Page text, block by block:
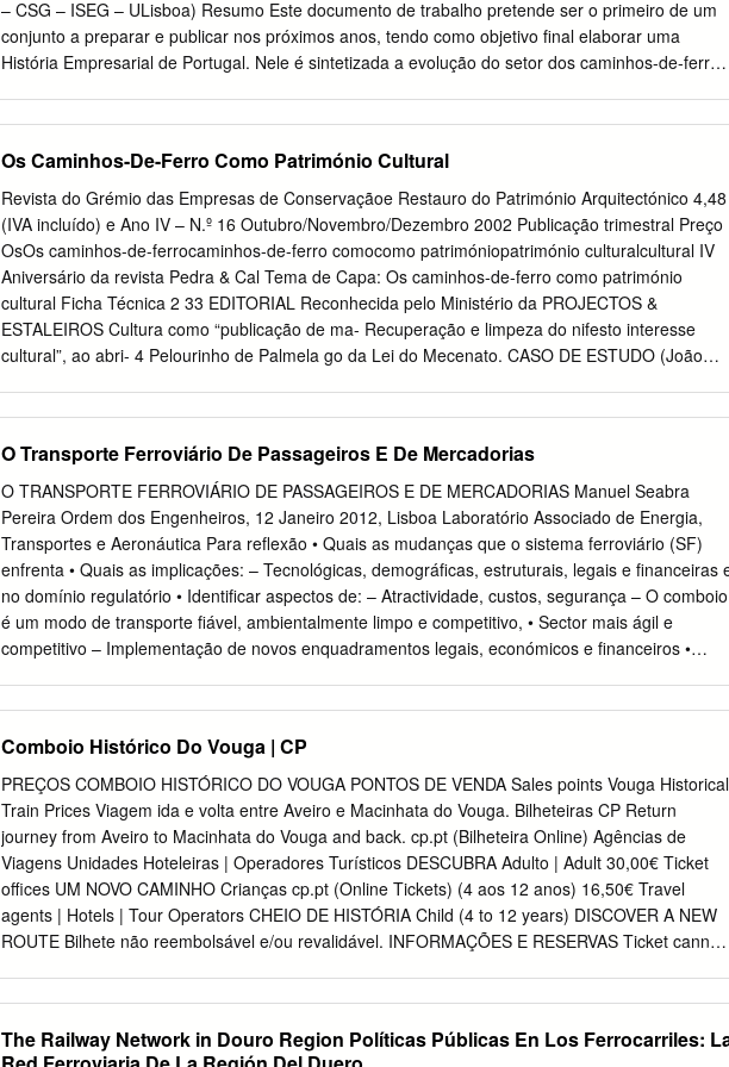
tradicionais nem os melhores locais para captar as fotografias mais instagramáveis. Tudo o que
precisa saber No final deste roteiro encontrará todas as informações úteis relativas aos diversos
recursos que vamos conhe- cer pelo caminho.
– CSG – ISEG – ULisboa) Resumo Este documento de trabalho pretende ser o primeiro de um
conjunto a preparar e publicar nos próximos anos, tendo como objetivo final elaborar uma
História Empresarial de Portugal. Nele é sintetizada a evolução do setor dos caminhos-de-ferro
the final purpose of preparing a Business History of Portugal. It summarizes the evolution of the
railroad sector in Portugal, both from the perspective of the availability of the railway service, and
from the perspective of the firms that built the infrastructure or provided that service. Palavras-
chave Portugal, caminhos-de-ferro, empresas ferroviárias. Keywords Portugal, railroads, railway
firms. Classificação JEL / JEL classification L92 – caminhos-de-ferro e outros transportes de
superfície / railroads and other surface transports 1 Plano Apresentação geral O setor ferroviário
1 – Projeto na década de 40 do século XIX 2 – A construção da rede
Os Caminhos-De-Ferro Como Património Cultural
Revista do Grémio das Empresas de Conservaçãoe Restauro do Património Arquitectónico 4,48
(IVA incluído) e Ano IV – N.º 16 Outubro/Novembro/Dezembro 2002 Publicação trimestral Preço
OsOs caminhos-de-ferrocaminhos-de-ferro comocomo patrimóniopatrimónio culturalcultural IV
Aniversário da revista Pedra & Cal Tema de Capa: Os caminhos-de-ferro como património
cultural Ficha Técnica 2 33 EDITORIAL Reconhecida pelo Ministério da PROJECTOS &
ESTALEIROS Cultura como “publicação de ma- Recuperação e limpeza do nifesto interesse
cultural”, ao abri- 4 Pelourinho de Palmela go da Lei do Mecenato. CASO DE ESTUDO (João
Silva e A. Segadães Tavares) Antigo Convento Arquitectónico de Santa Marta em Lisboa Rua
Pedro Nunes, n.º 27, 1.º Esqº 8 (Carlos Sá Nogueira) 1050 - 170 Lisboa CASO DE ESTUDO
213 542 336, Fax: 213 157 996 O Metropolitano de Lisboa http://www.gecorpa.pt 36 (Alderico
dos Santos) E-mail:info@gecorpa.ptE-PEDRA E CAL Nipc: 503 980 820 O caminho-de-ferro na
Internet Director: Vítor Cóias e Silva 10 (José Maria Lobo de Carvalho) Coordenação: Leonor
Silva OPINIÃO Conselho redactorial: João Appleton, João As lições da história Mascarenhas
Mateus, José Aguiar, Teresa ferroviária portuguesa 37 Campos Coelho (Arménio Matias) AS
LEIS DO PATRIMÓNIO Secretariado: Elsa Fonseca Colaboram neste número: Injustiça e fraude
O Transporte Ferroviário De Passageiros E De Mercadorias
O TRANSPORTE FERROVIÁRIO DE PASSAGEIROS E DE MERCADORIAS Manuel Seabra
Pereira Ordem dos Engenheiros, 12 Janeiro 2012, Lisboa Laboratório Associado de Energia,
Transportes e Aeronáutica Para reflexão • Quais as mudanças que o sistema ferroviário (SF)
enfrenta • Quais as implicações: – Tecnológicas, demográficas, estruturais, legais e financeiras
no domínio regulatório • Identificar aspectos de: – Atractividade, custos, segurança – O comboio
é um modo de transporte fiável, ambientalmente limpo e competitivo, • Sector mais ágil e
competitivo – Implementação de novos enquadramentos legais, económicos e financeiros •
Laboratório Associado de Energia, Transportes e Aeronáutica Indicadores • Declives –
Passageiros < 30 m/km – Mercadoria 12 – 18 m/km • Massa/passageiro – Inter-cidades 1000
kg/pass – Suburbano 240 kg/pass • Cargas por eixo 22.5 - 30 t • Reperfilagem de rodados 0.2-
1.0 x106 km • Velocidade de detecção de defeitos 40-80 km/h • Ruído exterior (25 m) 90 dBA •
Ruído interior 65 dBA • Crashworthiness: Energia absorvida na frente 5 MJ • Custos – Metro 4.5
M€ – LRV 2.5 M€ – Locomotivas 4 M€ – Nova linha convencional 3 M€/km – Reconversão bitola
ibérica p/ bitola europeia .45 M€/km Ordem dos Engenheiros, 12 Janeiro 2012, Lisboa 3
Laboratório Associado de Energia, Transportes e Aeronáutica Pontos fortes do SF 1. Mais
Comboio Histórico Do Vouga | CP
PREÇOS COMBOIO HISTÓRICO DO VOUGA PONTOS DE VENDA Sales points Vouga Historical
Train Prices Viagem ida e volta entre Aveiro e Macinhata do Vouga. Bilheteiras CP Return
journey from Aveiro to Macinhata do Vouga and back. cp.pt (Bilheteira Online) Agências de
Viagens Unidades Hoteleiras | Operadores Turísticos DESCUBRA Adulto | Adult 30,00€ Ticket
offices UM NOVO CAMINHO Crianças cp.pt (Online Tickets) (4 aos 12 anos) 16,50€ Travel
agents | Hotels | Tour Operators CHEIO DE HISTÓRIA Child (4 to 12 years) DISCOVER A NEW
ROUTE Bilhete não reembolsável e/ou revalidável. INFORMAÇÕES E RESERVAS Ticket cannot
Pendular, Intercidades and Regional train journeys. 2€ viagem ida e volta nos Comboios
The Railway Network in Douro Region Políticas Públicas En Los Ferrocarriles: